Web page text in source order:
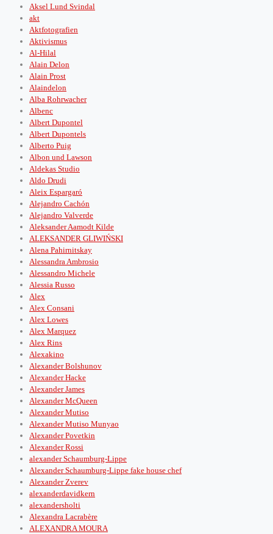
Aksel Lund Svindal
akt
Aktfotografien
Aktivismus
Al-Hilal
Alain Delon
Alain Prost
Alaindelon
Alba Rohrwacher
Albenc
Albert Dupontel
Albert Dupontels
Alberto Puig
Albon und Lawson
Aldekas Studio
Aldo Drudi
Aleix Espargaró
Alejandro Cachón
Alejandro Valverde
Aleksander Aamodt Kilde
ALEKSANDER GLIWIŃSKI
Alena Pahirnitskay
Alessandra Ambrosio
Alessandro Michele
Alessia Russo
Alex
Alex Consani
Alex Lowes
Alex Marquez
Alex Rins
Alexakino
Alexander Bolshunov
Alexander Hacke
Alexander James
Alexander McQueen
Alexander Mutiso
Alexander Mutiso Munyao
Alexander Povetkin
Alexander Rossi
alexander Schaumburg-Lippe
Alexander Schaumburg-Lippe fake house chef
Alexander Zverev
alexanderdavidkern
alexandersholti
Alexandra Lacrabère
ALEXANDRA MOURA